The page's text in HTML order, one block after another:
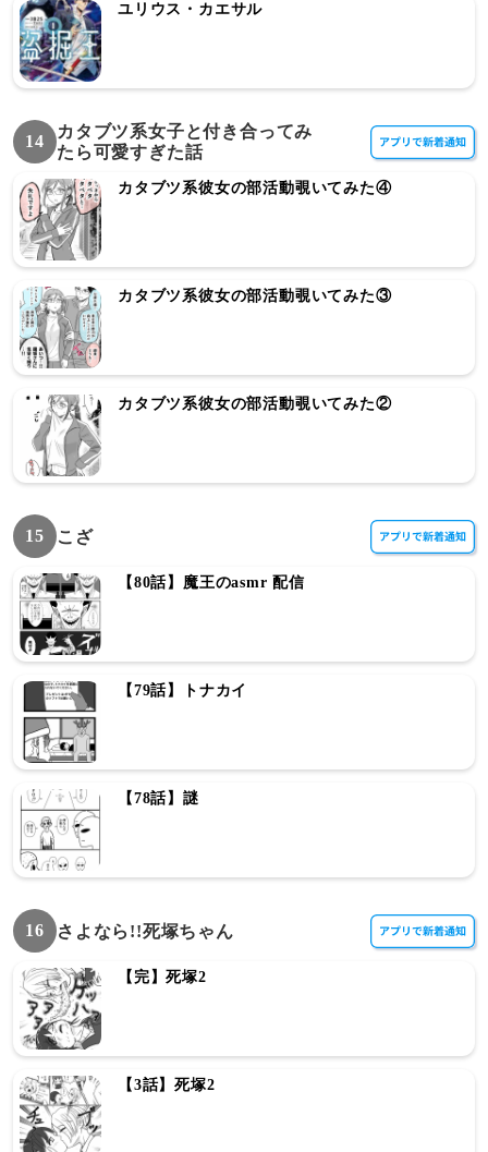
ユリウス・カエサル
14
カタブツ系女子と付き合ってみ
たら可愛すぎた話
カタブツ系彼女の部活動覗いてみた④
カタブツ系彼女の部活動覗いてみた③
カタブツ系彼女の部活動覗いてみた②
15 こざ
【80話】魔王のasmr 配信
【79話】トナカイ
【78話】謎
16 さよなら!!死塚ちゃん
【完】死塚2
【3話】死塚2